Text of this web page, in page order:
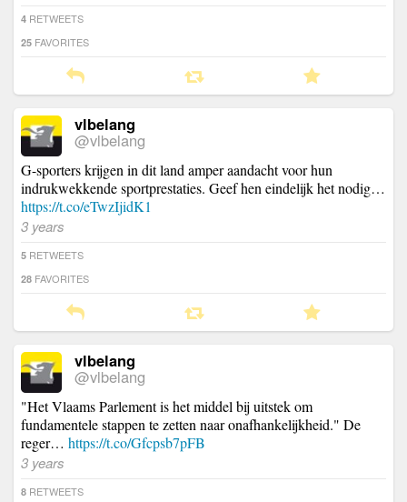
4 RETWEETS
25 FAVORITES
vlbelang
@vlbelang
G-sporters krijgen in dit land amper aandacht voor hun
indrukwekkende sportprestaties. Geef hen eindelijk het nodig…
https://t.co/eTwzIjidK1
3 years
5 RETWEETS
28 FAVORITES
vlbelang
@vlbelang
"Het Vlaams Parlement is het middel bij uitstek om
fundamentele stappen te zetten naar onafhankelijkheid." De
reger… https://t.co/Gfcpsb7pFB
3 years
8 RETWEETS